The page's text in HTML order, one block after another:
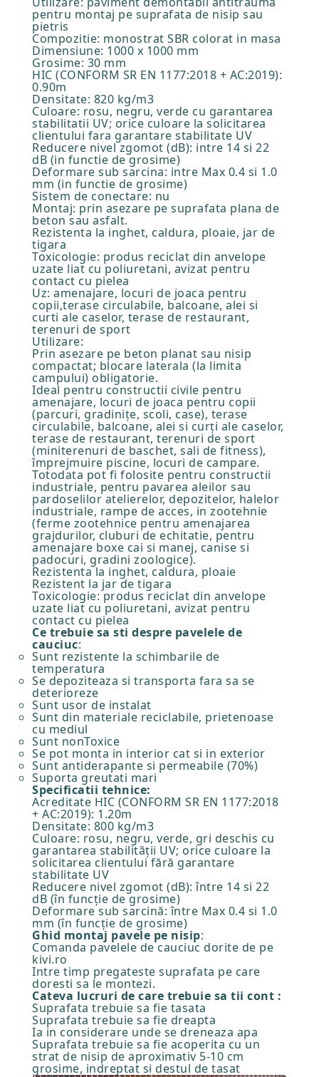
pentru montaj pe suprafata de nisip sau
pietris
Compozitie: monostrat SBR colorat in masa
Dimensiune: 1000 x 1000 mm
Grosime: 30 mm
HIC (CONFORM SR EN 1177:2018 + AC:2019):
0.90m
Densitate: 820 kg/m3
Culoare: rosu, negru, verde cu garantarea
stabilitatii UV; orice culoare la solicitarea
clientului fara garantare stabilitate UV
Reducere nivel zgomot (dB): intre 14 si 22
dB (in functie de grosime)
Deformare sub sarcina: intre Max 0.4 si 1.0
mm (in functie de grosime)
Sistem de conectare: nu
Montaj: prin asezare pe suprafata plana de
beton sau asfalt.
Rezistenta la inghet, caldura, ploaie, jar de
tigara
Toxicologie: produs reciclat din anvelope
uzate liat cu poliuretani, avizat pentru
contact cu pielea
Uz: amenajare, locuri de joaca pentru
copii,terase circulabile, balcoane, alei si
curti ale caselor, terase de restaurant,
terenuri de sport
Utilizare:
Prin asezare pe beton planat sau nisip
compactat; blocare laterala (la limita
campului) obligatorie.
Ideal pentru constructii civile pentru
amenajare, locuri de joaca pentru copii
(parcuri, gradinițe, scoli, case), terase
circulabile, balcoane, alei si curți ale caselor,
terase de restaurant, terenuri de sport
(miniterenuri de baschet, sali de fitness),
împrejmuire piscine, locuri de campare.
Totodata pot fi folosite pentru constructii
industriale, pentru pavarea aleilor sau
pardoselilor atelierelor, depozitelor, halelor
industriale, rampe de acces, in zootehnie
(ferme zootehnice pentru amenajarea
grajdurilor, cluburi de echitatie, pentru
amenajare boxe cai si manej, canise si
padocuri, gradini zoologice).
Rezistenta la inghet, caldura, ploaie
Rezistent la jar de tigara
Toxicologie: produs reciclat din anvelope
uzate liat cu poliuretani, avizat pentru
contact cu pielea
Ce trebuie sa sti despre pavelele de
cauciuc:
Sunt rezistente la schimbarile de
temperatura
Se depoziteaza si transporta fara sa se
deterioreze
Sunt usor de instalat
Sunt din materiale reciclabile, prietenoase
cu mediul
Sunt nonToxice
Se pot monta in interior cat si in exterior
Sunt antiderapante si permeabile (70%)
Suporta greutati mari
Specificatii tehnice:
Acreditate HIC (CONFORM SR EN 1177:2018
+ AC:2019): 1.20m
Densitate: 800 kg/m3
Culoare: rosu, negru, verde, gri deschis cu
garantarea stabilității UV; orice culoare la
solicitarea clientului fără garantare
stabilitate UV
Reducere nivel zgomot (dB): între 14 si 22
dB (în funcție de grosime)
Deformare sub sarcină: între Max 0.4 si 1.0
mm (în funcție de grosime)
Ghid montaj pavele pe nisip:
Comanda pavelele de cauciuc dorite de pe
kivi.ro
Intre timp pregateste suprafata pe care
doresti sa le montezi.
Cateva lucruri de care trebuie sa tii cont :
Suprafata trebuie sa fie tasata
Suprafata trebuie sa fie dreapta
Ia in considerare unde se dreneaza apa
Suprafata trebuie sa fie acoperita cu un
strat de nisip de aproximativ 5-10 cm
grosime, indreptat si destul de tasat